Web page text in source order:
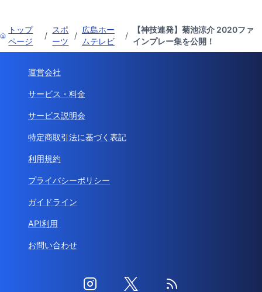
トップ
ページ
/
スポ
ーツ
/
広島ホー
ムテレビ
/
【神技連発】菊池涼介 2020ファ
インプレー集を公開！
運営会社
サービス・料金
サービス説明会
特定商取引法に基づく表記
利用規約
プライバシーポリシー
ガイドライン
API利用
お問い合わせ